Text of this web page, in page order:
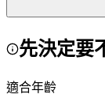
先決定要
適合年齡